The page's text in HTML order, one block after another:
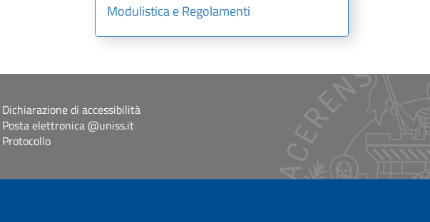
Modulistica e Regolamenti
Dichiarazione di accessibilità
Posta elettronica @uniss.it
Protocollo